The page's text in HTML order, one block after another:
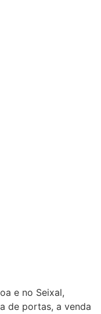
e no Seixal,
de portas, a venda